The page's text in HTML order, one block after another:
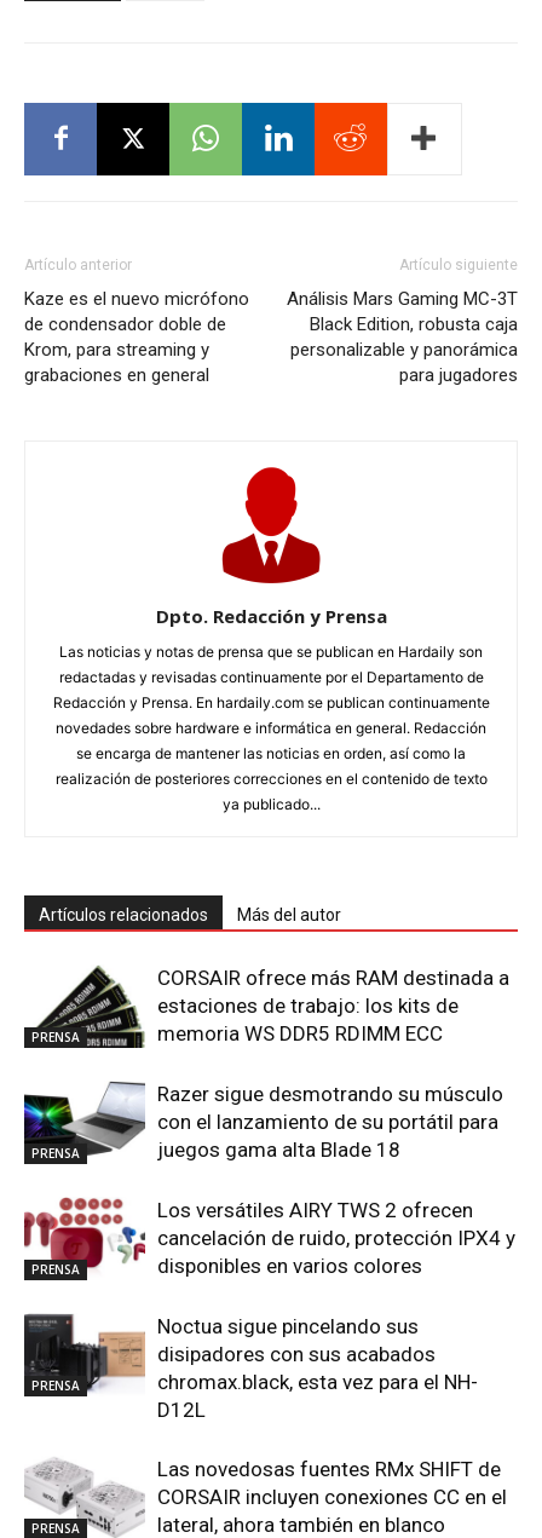
Artículo anterior
Kaze es el nuevo micrófono
de condensador doble de
Krom, para streaming y
grabaciones en general
Artículo siguiente
Análisis Mars Gaming MC-3T
Black Edition, robusta caja
personalizable y panorámica
para jugadores
Dpto. Redacción y Prensa
Las noticias y notas de prensa que se publican en Hardaily son
redactadas y revisadas continuamente por el Departamento de
Redacción y Prensa. En hardaily.com se publican continuamente
novedades sobre hardware e informática en general. Redacción
se encarga de mantener las noticias en orden, así como la
realización de posteriores correcciones en el contenido de texto
ya publicado...
Artículos relacionados Más del autor
PRENSA
CORSAIR ofrece más RAM destinada a
estaciones de trabajo: los kits de
memoria WS DDR5 RDIMM ECC
PRENSA
Razer sigue desmotrando su músculo
con el lanzamiento de su portátil para
juegos gama alta Blade 18
PRENSA
Los versátiles AIRY TWS 2 ofrecen
cancelación de ruido, protección IPX4 y
disponibles en varios colores
PRENSA
Noctua sigue pincelando sus
disipadores con sus acabados
chromax.black, esta vez para el NH-
D12L
PRENSA
Las novedosas fuentes RMx SHIFT de
CORSAIR incluyen conexiones CC en el
lateral, ahora también en blanco